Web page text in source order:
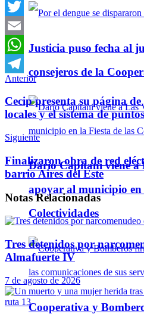
Justicia puso fecha al
consejeros de la
Darío Capitani viene a
apoyar al municipio en
Colectividades
Cooperativa y
Facebook
Twitter
Email
WhatsApp
Telegram
Anterior
Cecip presenta su página
locales y el sistema de puntos
Siguiente
Finalizaron obra de red
barrio Aires del Este
NotasRelacionadas
Tres detenidos por
Almafuerte IV
7 de agosto de 2026